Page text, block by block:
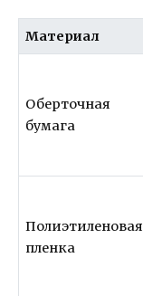
Материал
Оберточная
бумага
Полиэтиленовая
пленка